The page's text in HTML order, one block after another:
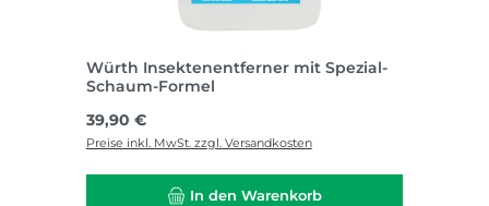
Würth Insektenentferner mit Spezial-
Schaum-Formel
Regulärer Preis:
39,90 €
Preise inkl. MwSt. zzgl. Versandkosten
In den Warenkorb